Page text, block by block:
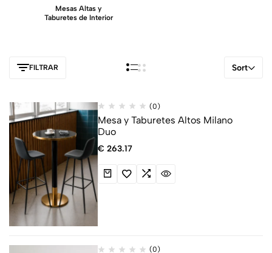
Mesas Altas y
Taburetes de Interior
FILTRAR Sort
(0)
Mesa y Taburetes Altos Milano
Duo
€ 263.17
(0)